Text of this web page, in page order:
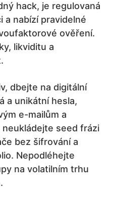
hack, je regulovaná
a nabízí pravidelné
ověření.
likviditu a
dbejte na digitální
a unikátní hesla,
e-mailům a
seed frázi
bez šifrování a
Nepodléhejte
na volatilním trhu